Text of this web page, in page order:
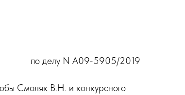
по делу N А09-5905/2019
Смоляк В.Н. и конкурсного